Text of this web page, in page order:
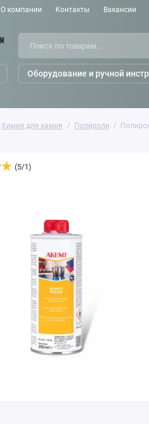
О компании Контакты Вакансии
Оборудование и ручной
Химия для камня Полироли
(5/1)